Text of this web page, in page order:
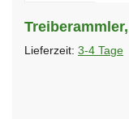
Lieferzeit: 3-4 Tage